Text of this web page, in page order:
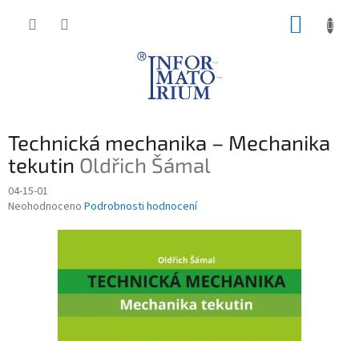
Technická mechanika – Mechanika
tekutin Oldřich Šámal
04-15-01
Průměrné
Neohodnoceno Podrobnosti hodnocení